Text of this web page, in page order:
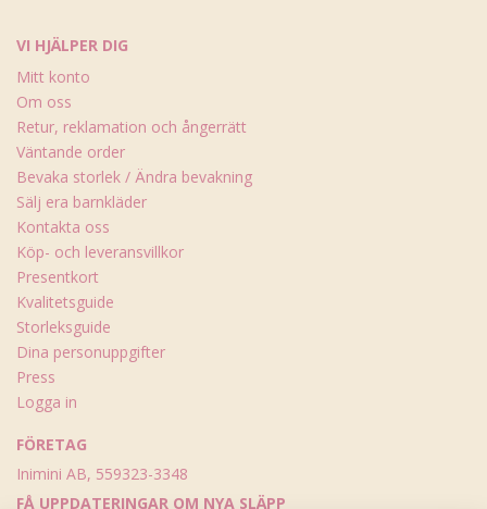
VI HJÄLPER DIG
Mitt konto
Om oss
Retur, reklamation och ångerrätt
Väntande order
Bevaka storlek / Ändra bevakning
Sälj era barnkläder
Kontakta oss
Köp- och leveransvillkor
Presentkort
Kvalitetsguide
Storleksguide
Dina personuppgifter
Press
Logga in
FÖRETAG
Inimini AB, 559323-3348
FÅ UPPDATERINGAR OM NYA SLÄPP